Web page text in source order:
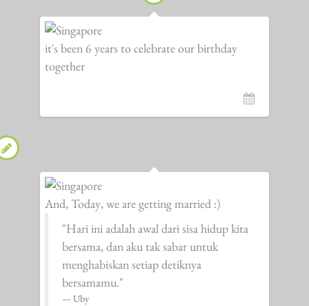
it's been 6 years to celebrate our birthday
together
And, Today, we are getting married :)
"Hari ini adalah awal dari sisa hidup kita
bersama, dan aku tak sabar untuk
menghabiskan setiap detiknya
bersamamu."
Uby